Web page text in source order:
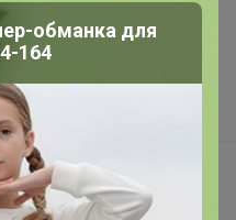
ваших изображений
обманка для
164